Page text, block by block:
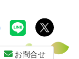
お問合せ